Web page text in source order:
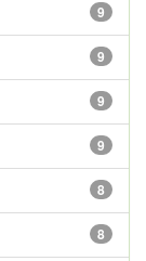
9
9
9
9
8
8